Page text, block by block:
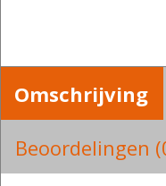
Omschrijving
Beoordelingen